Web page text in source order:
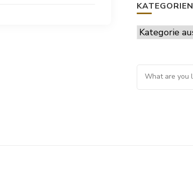
KATEGORIEN
Kategorien
Looking
for